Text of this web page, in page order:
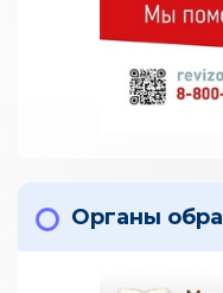
Органы